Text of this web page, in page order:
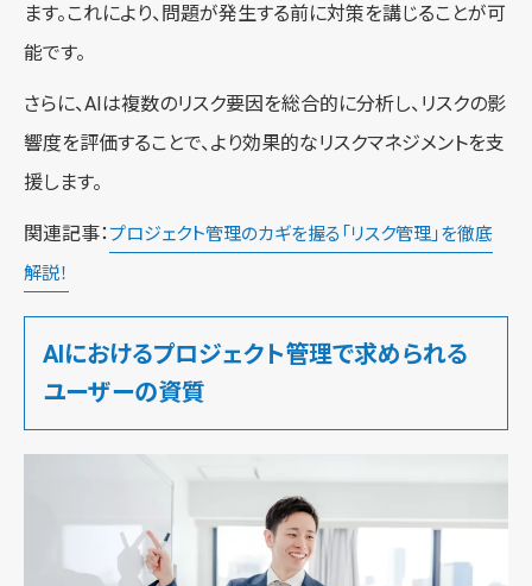
ます。これにより、問題が発生する前に対策を講じることが可
能です。
さらに、AIは複数のリスク要因を総合的に分析し、リスクの影
響度を評価することで、より効果的なリスクマネジメントを支
援します。
関連記事：プロジェクト管理のカギを握る「リスク管理」を徹底
解説！
AIにおけるプロジェクト管理で求められる
ユーザーの資質